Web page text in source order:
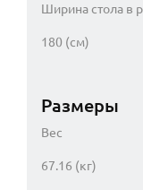
Ширина стола в
180 (см)
Размеры
Вес
67.16 (кг)